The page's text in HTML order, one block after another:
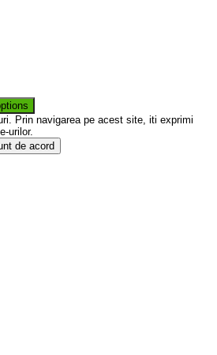
Prin navigarea pe acest site, iti exprimi
urilor.
de acord